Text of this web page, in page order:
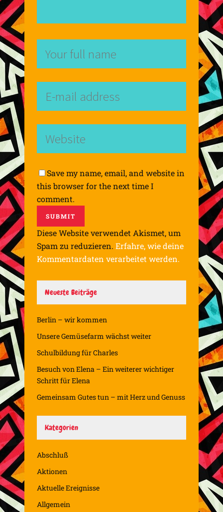
Save my name, email, and website in
this browser for the next time I
comment.
Diese Website verwendet Akismet, um
Spam zu reduzieren. Erfahre, wie deine
Kommentardaten verarbeitet werden.
Neueste Beiträge
Berlin – wir kommen
Unsere Gemüsefarm wächst weiter
Schulbildung für Charles
Besuch von Elena – Ein weiterer wichtiger
Schritt für Elena
Gemeinsam Gutes tun – mit Herz und Genuss
Kategorien
Abschluß
Aktionen
Aktuelle Ereignisse
Allgemein